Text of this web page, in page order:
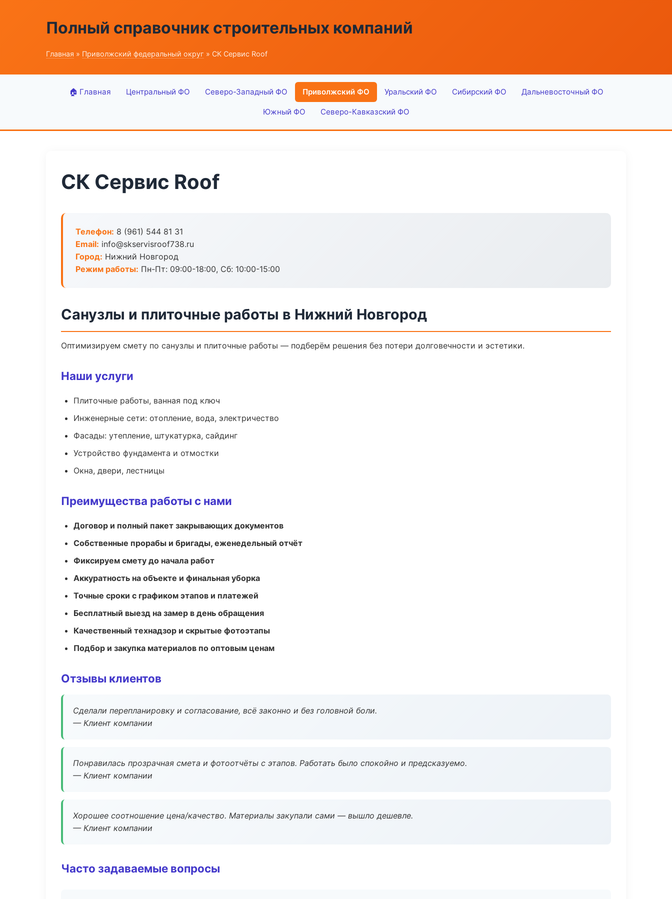
Полный справочник строительных компаний
Главная » Приволжский федеральный округ » СК Сервис Roof
🏠 Главная Центральный ФО Северо-Западный ФО Приволжский ФО Уральский ФО Сибирский ФО Дальневосточный ФО
Южный ФО Северо-Кавказский ФО
СК Сервис Roof
Телефон: 8 (961) 544 81 31
Email: info@skservisroof738.ru
Город: Нижний Новгород
Режим работы: Пн-Пт: 09:00-18:00, Сб: 10:00-15:00
Санузлы и плиточные работы в Нижний Новгород
Оптимизируем смету по санузлы и плиточные работы — подберём решения без потери долговечности и эстетики.
Наши услуги
Плиточные работы, ванная под ключ
Инженерные сети: отопление, вода, электричество
Фасады: утепление, штукатурка, сайдинг
Устройство фундамента и отмостки
Окна, двери, лестницы
Преимущества работы с нами
Договор и полный пакет закрывающих документов
Собственные прорабы и бригады, еженедельный отчёт
Фиксируем смету до начала работ
Аккуратность на объекте и финальная уборка
Точные сроки с графиком этапов и платежей
Бесплатный выезд на замер в день обращения
Качественный технадзор и скрытые фотоэтапы
Подбор и закупка материалов по оптовым ценам
Отзывы клиентов
Сделали перепланировку и согласование, всё законно и без головной боли.
— Клиент компании
Понравилась прозрачная смета и фотоотчёты с этапов. Работать было спокойно и предсказуемо.
— Клиент компании
Хорошее соотношение цена/качество. Материалы закупали сами — вышло дешевле.
— Клиент компании
Часто задаваемые вопросы